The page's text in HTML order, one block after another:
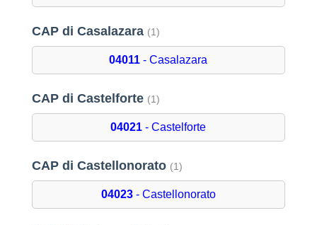
CAP di Casalazara (1)
04011 - Casalazara
CAP di Castelforte (1)
04021 - Castelforte
CAP di Castellonorato (1)
04023- Castellonorato